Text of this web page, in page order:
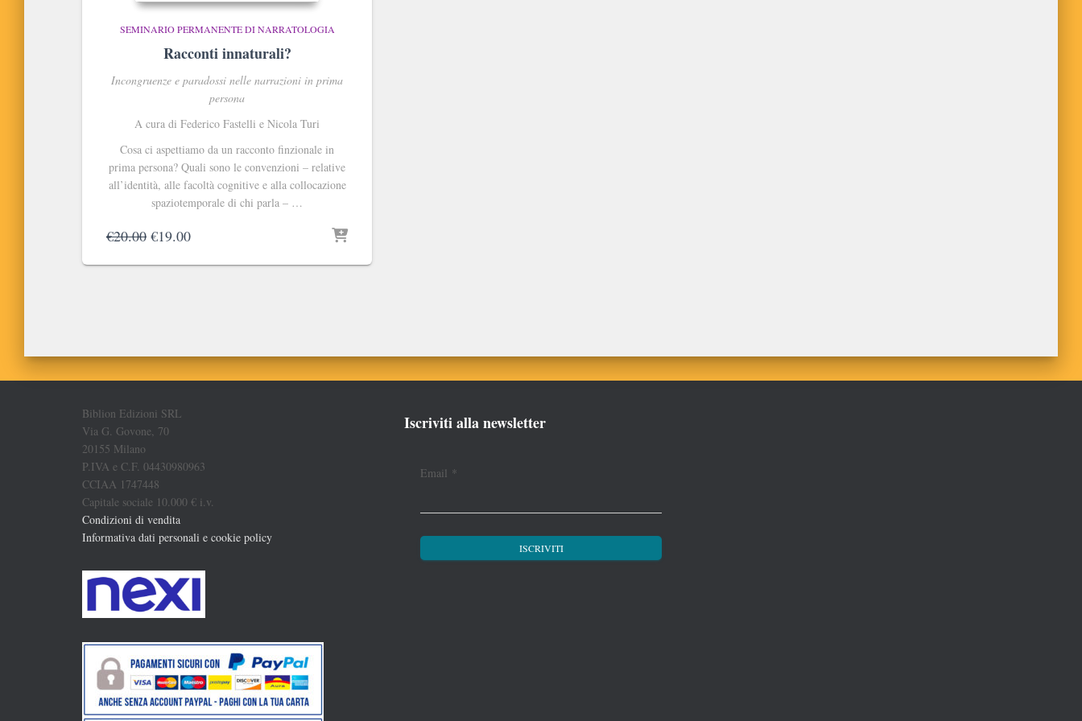
SEMINARIO PERMANENTE DI NARRATOLOGIA
Racconti innaturali?
Incongruenze e paradossi nelle narrazioni in prima
persona
A cura di Federico Fastelli e Nicola Turi
Cosa ci aspettiamo da un racconto finzionale in
prima persona? Quali sono le convenzioni – relative
all’identità, alle facoltà cognitive e alla collocazione
spaziotemporale di chi parla – …
€20.00 Il
originale
€19.00Il
attuale
Biblion Edizioni SRL
Via G. Govone, 70
20155 Milano
P.IVA e C.F. 04430980963
CCIAA 1747448
Capitale sociale 10.000 € i.v.
Condizioni di vendita
Informativa dati personali e cookie policy
Iscriviti alla newsletter
Email *